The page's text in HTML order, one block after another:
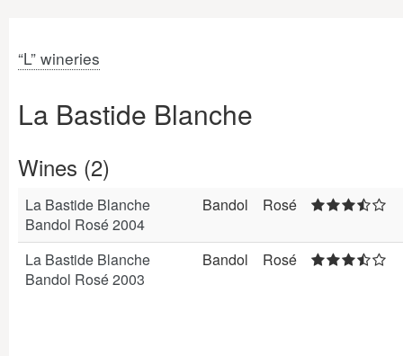
“L” wineries
La Bastide Blanche
Wines (2)
La Bastide Blanche
Bandol Rosé 2004
Bandol Rosé
La Bastide Blanche
Bandol Rosé 2003
Bandol Rosé